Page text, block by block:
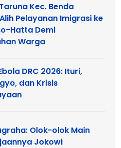
Kec. Benda
Pelayanan Imigrasi ke
Hatta Demi
Warga
DRC 2026: Ituri,
dan Krisis
Olok-olok Main
Jokowi